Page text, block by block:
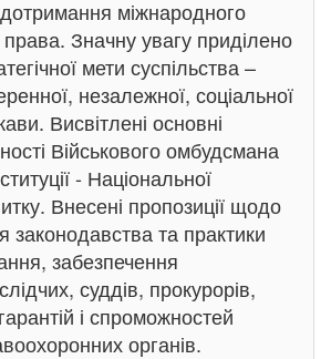
міжнародного
права. Значну увагу приділено
мети суспільства –
незалежної, соціальної
Висвітлені основні
Військового омбудсмана
- Національної
Внесені пропозиції щодо
законодавства та практики
забезпечення
суддів, прокурорів,
і спроможностей
органів.